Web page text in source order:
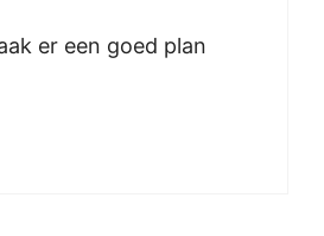
er een goed plan